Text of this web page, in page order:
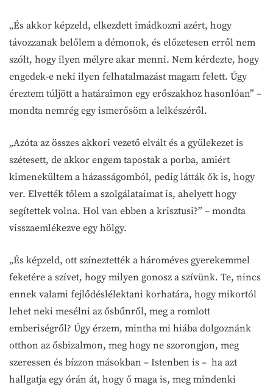
„És akkor képzeld, elkezdett imádkozni azért, hogy
távozzanak belőlem a démonok, és előzetesen erről nem
szólt, hogy ilyen mélyre akar menni. Nem kérdezte, hogy
engedek-e neki ilyen felhatalmazást magam felett. Úgy
éreztem túljött a határaimon egy erőszakhoz hasonlóan” –
mondta nemrég egy ismerősöm a lelkészéről.
„Azóta az összes akkori vezető elvált és a gyülekezet is
szétesett, de akkor engem tapostak a porba, amiért
kimenekültem a házasságomból, pedig látták ők is, hogy
ver. Elvették tőlem a szolgálataimat is, ahelyett hogy
segítettek volna. Hol van ebben a krisztusi?” – mondta
visszaemlékezve egy hölgy.
„És képzeld, ott színeztették a hároméves gyerekemmel
feketére a szívet, hogy milyen gonosz a szívünk. Te, nincs
ennek valami fejlődéslélektani korhatára, hogy mikortól
lehet neki mesélni az ősbűnről, meg a romlott
emberiségről? Úgy érzem, mintha mi hiába dolgoznánk
otthon az ősbizalmon, meg hogy ne szorongjon, meg
szeressen és bízzon másokban – Istenben is – ha azt
hallgatja egy órán át, hogy ő maga is, meg mindenki